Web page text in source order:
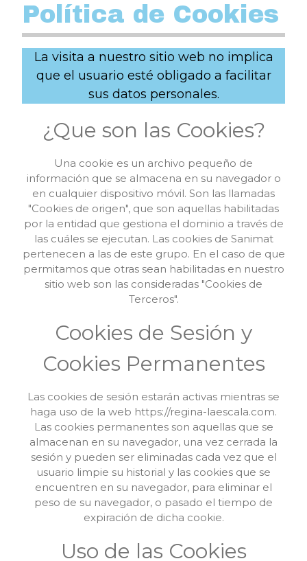
Política de Cookies
La visita a nuestro sitio web no implica
que el usuario esté obligado a facilitar
sus datos personales.
¿Que son las Cookies?
Una cookie es un archivo pequeño de
información que se almacena en su navegador o
en cualquier dispositivo móvil. Son las llamadas
"Cookies de origen", que son aquellas habilitadas
por la entidad que gestiona el dominio a través de
las cuáles se ejecutan. Las cookies de Sanimat
pertenecen a las de este grupo. En el caso de que
permitamos que otras sean habilitadas en nuestro
sitio web son las consideradas "Cookies de
Terceros".
Cookies de Sesión y
Cookies Permanentes
Las cookies de sesión estarán activas mientras se
haga uso de la web https://regina-laescala.com.
Las cookies permanentes son aquellas que se
almacenan en su navegador, una vez cerrada la
sesión y pueden ser eliminadas cada vez que el
usuario limpie su historial y las cookies que se
encuentren en su navegador, para eliminar el
peso de su navegador, o pasado el tiempo de
expiración de dicha cookie.
Uso de las Cookies